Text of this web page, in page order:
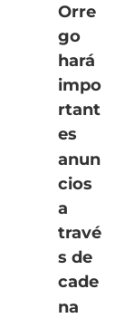
Orre
go
hará
impo
rtant
es
anun
cios
a
travé
s de
cade
na